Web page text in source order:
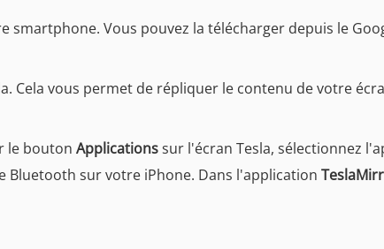
smartphone. Vous pouvez la télécharger depuis le
Cela vous permet de répliquer le contenu de votre
le bouton Applicationssur l'écran Tesla, sélectionnez
Bluetooth sur votre iPhone. Dans l'application